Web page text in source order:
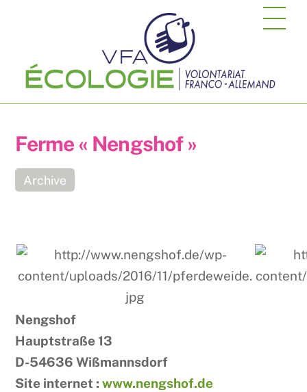
Ferme « Nengshof »
Archive
Nengshof
Hauptstraße 13
D-54636 Wißmannsdorf
Site internet :www.nengshof.de